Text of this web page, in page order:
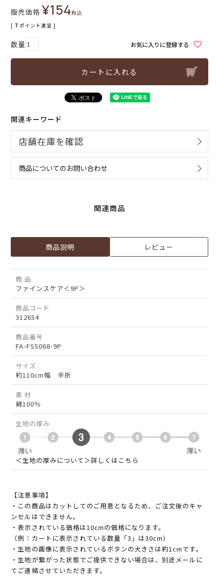
販売価格 ¥154税込
[ 7 ポイント進呈 ]
お気に入りに登録する
カートに入れる
関連キーワード
商品についてのお問い合わせ
関連商品
商品説明 レビュー
商 品
ファインスケア＜9P＞
商品コード
312654
商品番号
FA-FS5068-9P
サイズ
約110cm幅 半折
素 材
綿100％
生地の厚み
＜生地の厚みについて＞詳しくはこちら
【注意事項】
・この商品はカットしてのご用意となるため、ご注文後のキャ
ンセルはできません。
・表示されている価格は10cmの価格になります。
（例：カートに表示されている数量「3」は30cm）
・生地の画像に表示されているボタンの大きさは約1cmです。
・生地が繋がった状態でご提供できない場合は、別途メールに
てご連絡させていただきます。